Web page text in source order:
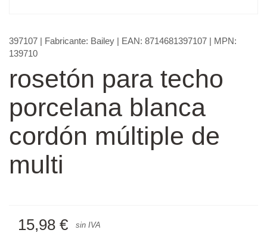
397107 | Fabricante: Bailey | EAN: 8714681397107 | MPN:
139710
rosetón para techo
porcelana blanca
cordón múltiple de
multi
15,98 € sin IVA